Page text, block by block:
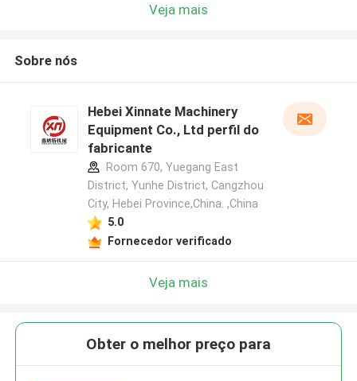
Veja mais
Sobre nós
Hebei Xinnate Machinery
Equipment Co., Ltd perfil do
fabricante
Room 670, Yuegang East
District, Yunhe District, Cangzhou
City, Hebei Province,China. ,China
5.0
Fornecedor verificado
Veja mais
Obter o melhor preço para